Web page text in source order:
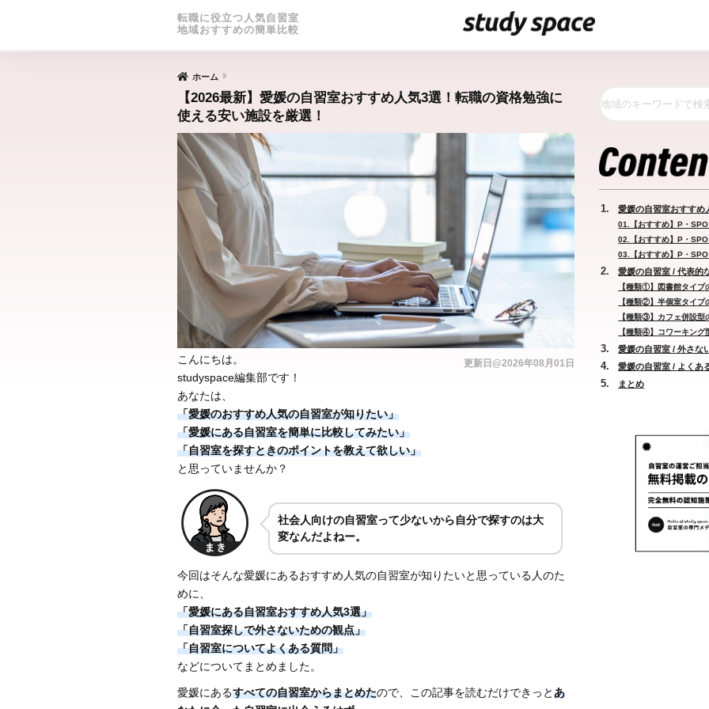
転職に役立つ人気自習室
地域おすすめの簡単比較
ホーム
【2026最新】愛媛の自習室おすすめ人気3選！転職の資格勉強に
使える安い施設を厳選！
更新日@2026年08月01日
こんにちは。
studyspace編集部です！
あなたは、
「愛媛のおすすめ人気の自習室が知りたい」
「愛媛にある自習室を簡単に比較してみたい」
「自習室を探すときのポイントを教えて欲しい」
と思っていませんか？
社会人向けの自習室って少ないから自分で探すのは大
変なんだよねー。
今回はそんな愛媛にあるおすすめ人気の自習室が知りたいと思っている人のた
めに、
「愛媛にある自習室おすすめ人気3選」
「自習室探しで外さないための観点」
「自習室についてよくある質問」
などについてまとめました。
愛媛にあるすべての自習室からまとめたので、この記事を読むだけできっとあ
愛媛の自習室おすすめ
01.【おすすめ】P・
02.【おすすめ】P・
03.【おすすめ】P・
愛媛の自習室 / 代表的
【種類①】図書館タイプ
【種類②】半個室タイプ
【種類③】カフェ併設型
【種類④】コワーキング
愛媛の自習室 / 外さな
愛媛の自習室 / よくあ
まとめ